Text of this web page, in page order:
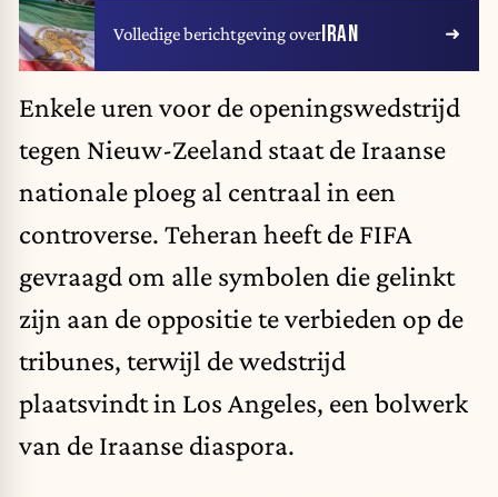
Volledige berichtgeving overIRAN
Enkele uren voor de openingswedstrijd
tegen Nieuw-Zeeland staat de Iraanse
nationale ploeg al centraal in een
controverse. Teheran heeft de FIFA
gevraagd om alle symbolen die gelinkt
zijn aan de oppositie te verbieden op de
tribunes, terwijl de wedstrijd
plaatsvindt in Los Angeles, een bolwerk
van de Iraanse diaspora.